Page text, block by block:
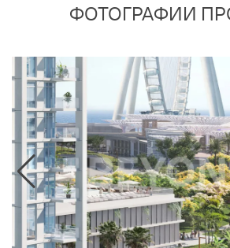
ФОТОГРАФИИ